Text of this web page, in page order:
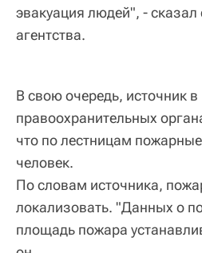
эвакуация людей", - сказал
агентства.
В свою очередь, источник в
правоохранительных
что по лестницам
человек.
По словам источника,
локализовать. "Данных о
площадь пожара